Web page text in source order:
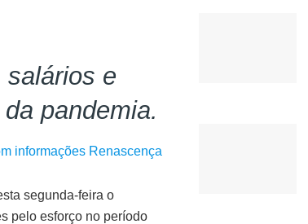
e
pandemia.
informações Renascença
segunda-feira o
pelo esforço no período